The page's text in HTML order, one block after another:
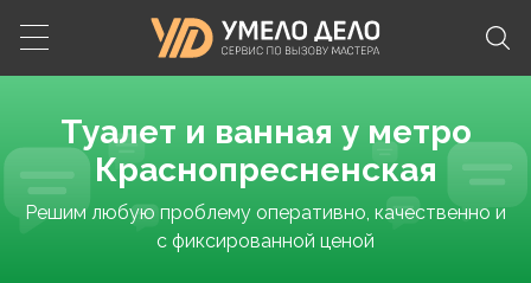
Туалет и ванная у метро
Краснопресненская
Решим любую проблему оперативно, качественно и
с фиксированной ценой